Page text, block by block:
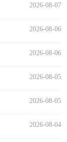
2026-08-07
2026-08-06
2026-08-06
2026-08-05
2026-08-05
2026-08-04